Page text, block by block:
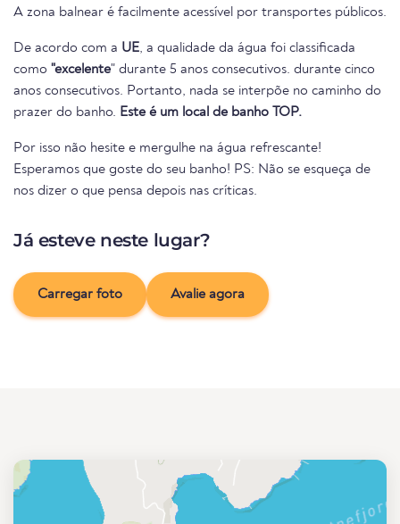
A zona balnear é facilmente acessível por transportes públicos.
De acordo com a UE, a qualidade da água foi classificada
como "excelente" durante 5 anos consecutivos. durante cinco
anos consecutivos. Portanto, nada se interpõe no caminho do
prazer do banho. Este é um local de banho TOP.
Por isso não hesite e mergulhe na água refrescante!
Esperamos que goste do seu banho! PS: Não se esqueça de
nos dizer o que pensa depois nas críticas.
Já esteve neste lugar?
Carregar foto Avalie agora